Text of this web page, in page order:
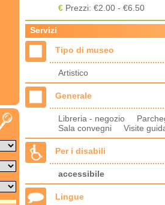
€ Prezzi: €2.00 - €6.50
Servizi
Tipo di museo
Artistico
Generale
Libreria - negozio
Sala convegni Visite
Per i disabili
accessibile
Lingue